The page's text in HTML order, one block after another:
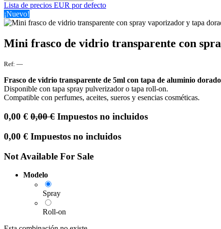
Lista de precios EUR por defecto
¡Nuevo!
Mini frasco de vidrio transparente con
Ref: —
​Frasco de vidrio transparente de 5ml con tapa de aluminio dorado
Disponible con tapa spray pulverizador o tapa roll-on.
Compatible con perfumes, aceites, sueros y esencias cosméticas.
0,00 € 0,00€ Impuestos no incluidos
0,00 € Impuestos no incluidos
Not Available For Sale
Modelo
Spray
Roll-on